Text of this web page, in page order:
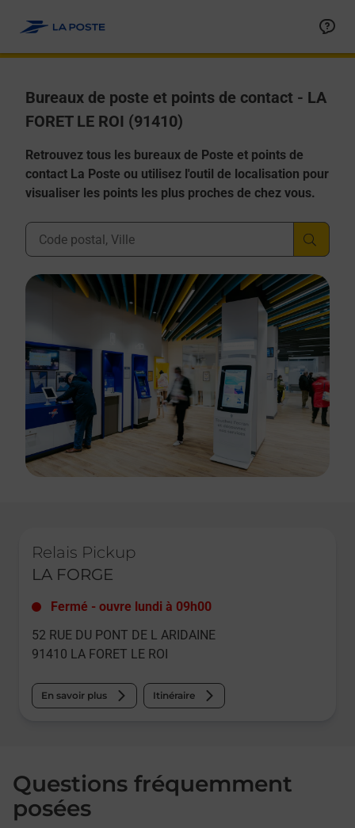
Bureaux de poste et points de contact - LA
FORET LE ROI (91410)
Retrouvez tous les bureaux de Poste et points de
contact La Poste ou utilisez l'outil de localisation pour
visualiser les points les plus proches de chez vous.
Ville, Département, Code Postal
Relais Pickup
LA FORGE
Fermé - ouvre lundi à 09h00
52 RUE DU PONT DE L ARIDAINE
91410 LA FORET LE ROI
En savoir plus Itinéraire
Questions fréquemment
posées